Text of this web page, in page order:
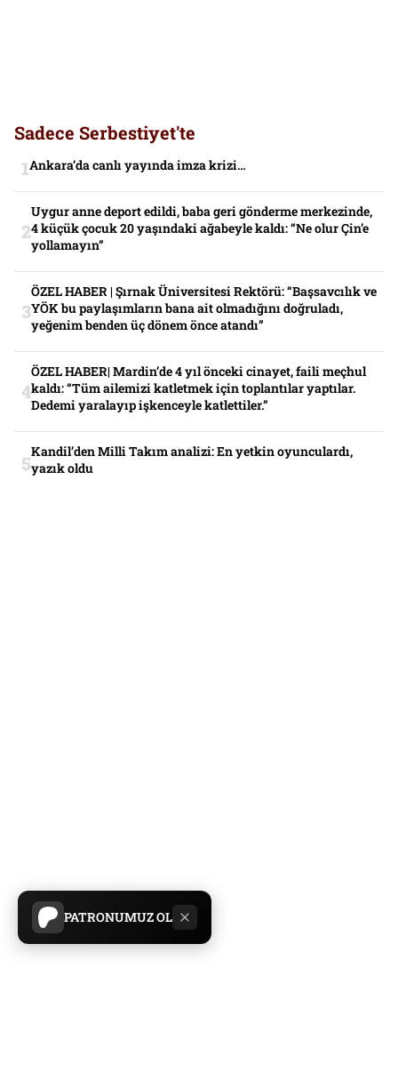
PATRONUMUZ OL
Sadece Serbestiyet'te
Ankara’da canlı yayında imza krizi…
Uygur anne deport edildi, baba geri gönderme merkezinde,
4 küçük çocuk 20 yaşındaki ağabeyle kaldı: “Ne olur Çin’e
yollamayın”
ÖZEL HABER | Şırnak Üniversitesi Rektörü: “Başsavcılık ve
YÖK bu paylaşımların bana ait olmadığını doğruladı,
yeğenim benden üç dönem önce atandı”
ÖZEL HABER| Mardin’de 4 yıl önceki cinayet, faili meçhul
kaldı: “Tüm ailemizi katletmek için toplantılar yaptılar.
Dedemi yaralayıp işkenceyle katlettiler.”
Kandil’den Milli Takım analizi: En yetkin oyunculardı,
yazık oldu